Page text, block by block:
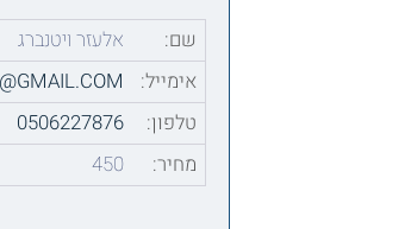
שם:
אלעזר ויטנברג
אימייל:
טלפון:
0506227876
מחיר:
450